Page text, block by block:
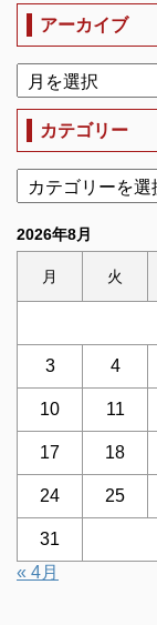
アーカイブ
カテゴリー
2026年8月
月 火
3 4
10 11
17 18
24 25
31
« 4月